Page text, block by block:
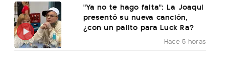
"Ya no te hago falta": La Joaqui
presentó su nueva canción,
¿con un palito para Luck Ra?
Hace 5 horas